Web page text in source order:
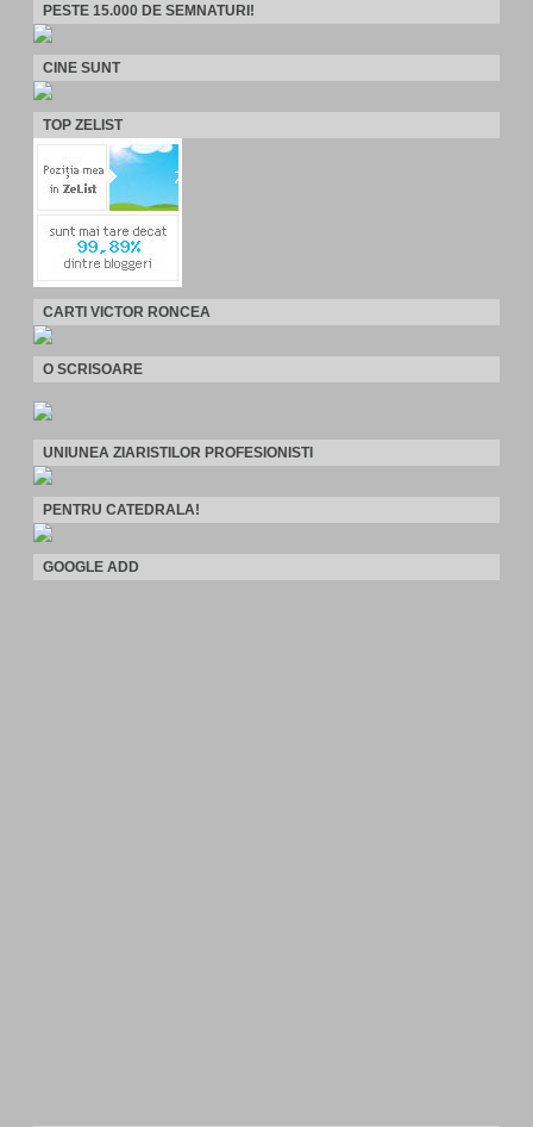
PESTE 15.000 DE SEMNATURI!
CINE SUNT
TOP ZELIST
CARTI VICTOR RONCEA
O SCRISOARE
UNIUNEA ZIARISTILOR PROFESIONISTI
PENTRU CATEDRALA!
GOOGLE ADD